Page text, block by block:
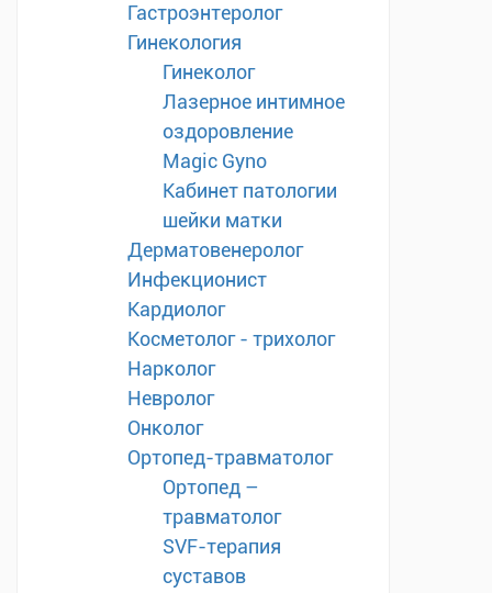
Гастроэнтеролог
Гинекология
Гинеколог
Лазерное интимное
оздоровление
Magic Gyno
Кабинет патологии
шейки матки
Дерматовенеролог
Инфекционист
Кардиолог
Косметолог - трихолог
Нарколог
Невролог
Онколог
Ортопед-травматолог
Ортопед –
травматолог
SVF-терапия
суставов